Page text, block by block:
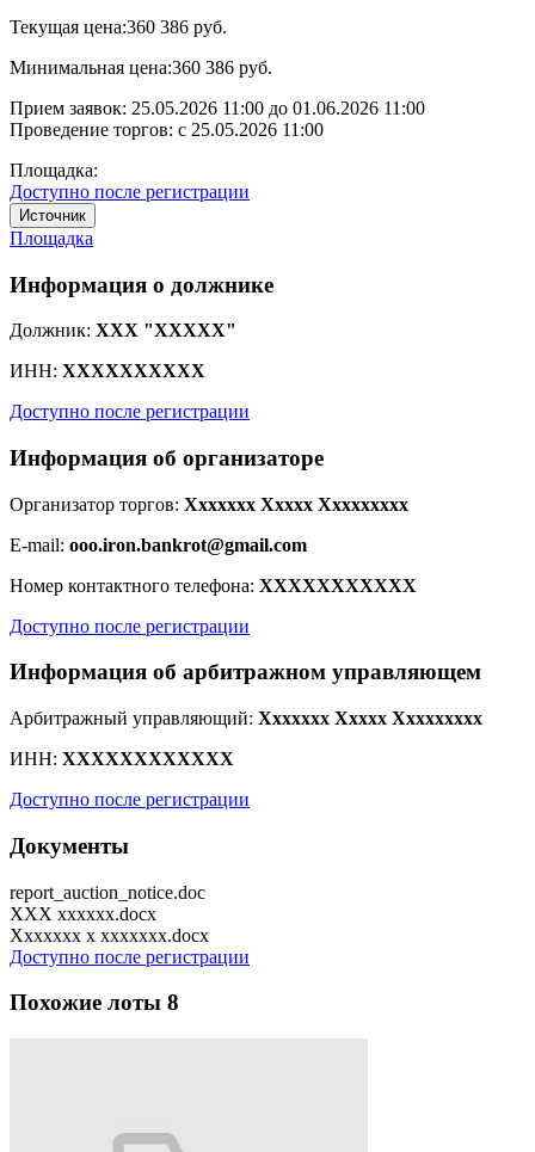
Текущая цена:360 386 руб.
Минимальная цена:360 386 руб.
Прием заявок: 25.05.2026 11:00 до 01.06.2026 11:00
Проведение торгов: с 25.05.2026 11:00
Площадка:
Доступно после регистрации
Источник
Площадка
Информация о должнике
Должник: XXX "XXXXX"
ИНН: XXXXXXXXXX
Доступно после регистрации
Информация об организаторе
Организатор торгов: Xxxxxxx Xxxxx Xxxxxxxxx
E-mail: ooo.iron.bankrot@gmail.com
Номер контактного телефона: XXXXXXXXXXX
Доступно после регистрации
Информация об арбитражном управляющем
Арбитражный управляющий: Xxxxxxx Xxxxx Xxxxxxxxx
ИНН: XXXXXXXXXXXX
Доступно после регистрации
Документы
report_auction_notice.doc
XXX xxxxxx.docx
Xxxxxxx x xxxxxxx.docx
Доступно после регистрации
Похожие лоты 8